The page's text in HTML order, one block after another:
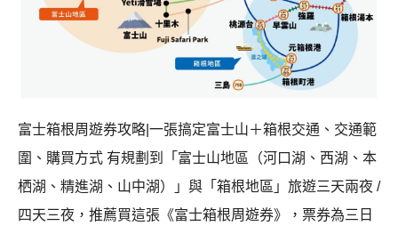
富士箱根周遊券攻略|一張搞定富士山＋箱根交通、交通範
圍、購買方式 有規劃到「富士山地區（河口湖、西湖、本
栖湖、精進湖、山中湖）」與「箱根地區」旅遊三天兩夜 /
四天三夜，推薦買這張《富士箱根周遊券》，票券為三日